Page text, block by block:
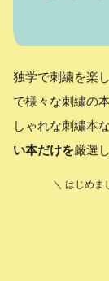
独学で刺繍を楽
で様々な刺繍の
しゃれな刺繍本
い本だけを厳選
＼ はじめま